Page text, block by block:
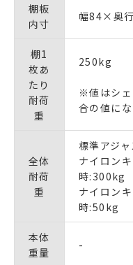
棚板
内寸
幅84×奥
棚1
枚あ
たり
耐荷
重
250kg
※値はシェ
合の値に
全体
耐荷
重
標準アジ
ナイロン
時:300kg
ナイロン
時:50kg
本体
重量
-